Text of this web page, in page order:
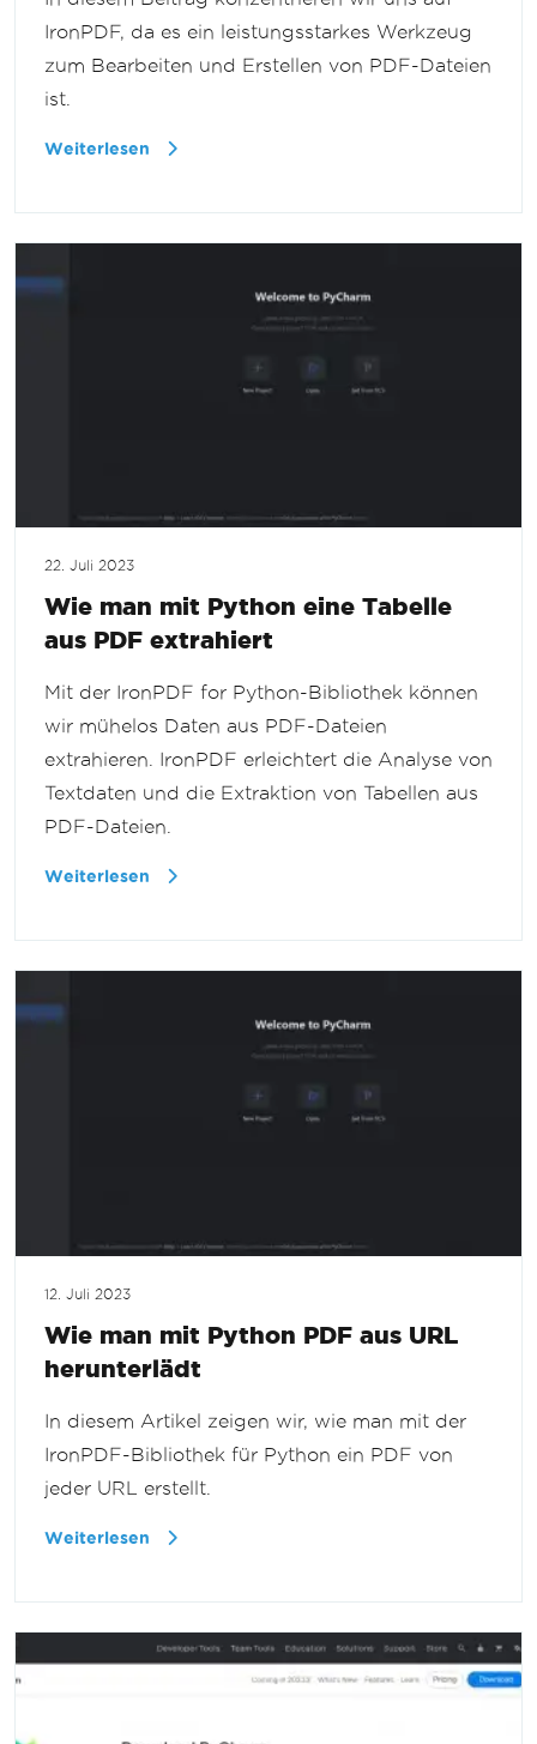
IronPDF, da es ein leistungsstarkes Werkzeug
zum Bearbeiten und Erstellen von PDF-Dateien
ist.
Weiterlesen
22. Juli 2023
Wie man mit Python eine Tabelle
aus PDF extrahiert
Mit der IronPDF for Python-Bibliothek können
wir mühelos Daten aus PDF-Dateien
extrahieren. IronPDF erleichtert die Analyse von
Textdaten und die Extraktion von Tabellen aus
PDF-Dateien.
Weiterlesen
12. Juli 2023
Wie man mit Python PDF aus URL
herunterlädt
In diesem Artikel zeigen wir, wie man mit der
IronPDF-Bibliothek für Python ein PDF von
jeder URL erstellt.
Weiterlesen